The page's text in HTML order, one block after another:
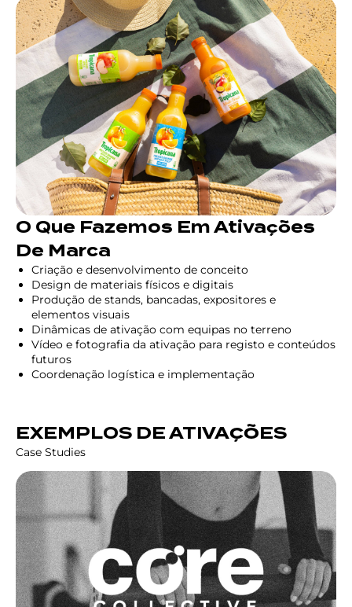
O Que Fazemos Em Ativações
De Marca
Criação e desenvolvimento de conceito
Design de materiais físicos e digitais
Produção de stands, bancadas, expositores e
elementos visuais
Dinâmicas de ativação com equipas no terreno
Vídeo e fotografia da ativação para registo e conteúdos
futuros
Coordenação logística e implementação
EXEMPLOS DE ATIVAÇÕES
Case Studies